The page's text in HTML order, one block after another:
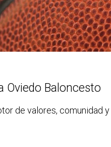
Oviedo Baloncesto
de valores, comunidad